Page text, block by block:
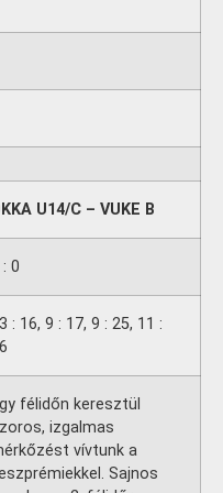
U14/C – VUKE B
0
: 16, 9 : 17, 9 : 25, 11 :
félidőn keresztül
izgalmas
vívtunk a
Sajnos